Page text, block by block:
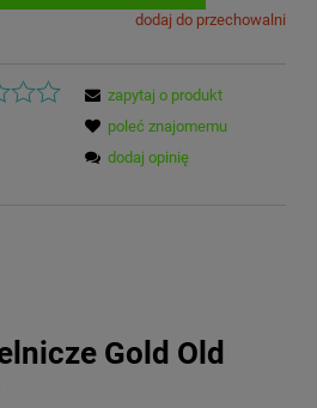
dodaj do przechowalni
zapytaj o produkt
poleć znajomemu
dodaj opinię
Gold Old